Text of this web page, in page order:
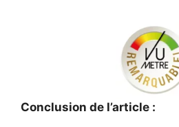
Conclusion de l’article :